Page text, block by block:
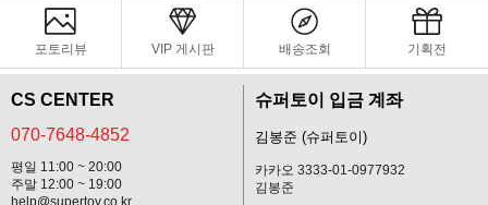
포토리뷰 VIP 게시판 배송조회 기획전
CS CENTER
070-7648-4852
평일 11:00 ~ 20:00
주말 12:00 ~ 19:00
슈퍼토이 입금 계좌
김봉준 (슈퍼토이)
카카오 3333-01-0977932
김봉준